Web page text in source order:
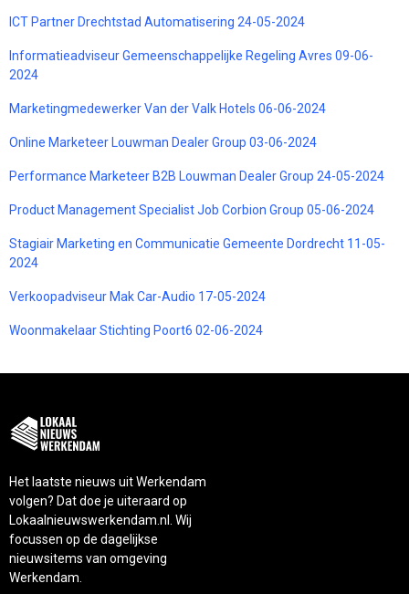
ICT Partner Drechtstad Automatisering 24-05-2024
Informatieadviseur Gemeenschappelijke Regeling Avres 09-06-
2024
Marketingmedewerker Van der Valk Hotels 06-06-2024
Online Marketeer Louwman Dealer Group 03-06-2024
Performance Marketeer B2B Louwman Dealer Group 24-05-2024
Product Management Specialist Job Corbion Group 05-06-2024
Stagiair Marketing en Communicatie Gemeente Dordrecht 11-05-
2024
Verkoopadviseur Mak Car-Audio 17-05-2024
Woonmakelaar Stichting Poort6 02-06-2024
Het laatste nieuws uit Werkendam
volgen? Dat doe je uiteraard op
Lokaalnieuwswerkendam.nl. Wij
focussen op de dagelijkse
nieuwsitems van omgeving
Werkendam.